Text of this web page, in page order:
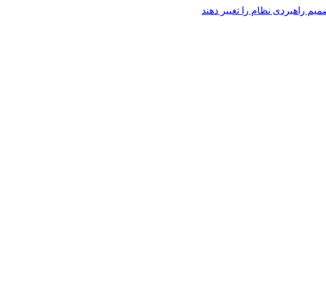
راهبردی نظام را تغییر دهند